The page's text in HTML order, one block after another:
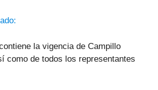
la vigencia de Campillo
como de todos los representantes